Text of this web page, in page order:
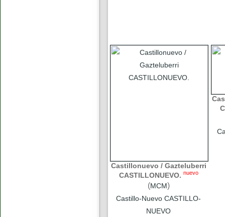
Castillonuevo / Gazteluberri
CASTILLONUEVO. nuevo
(MCM)
Castillo-Nuevo CASTILLO-
NUEVO